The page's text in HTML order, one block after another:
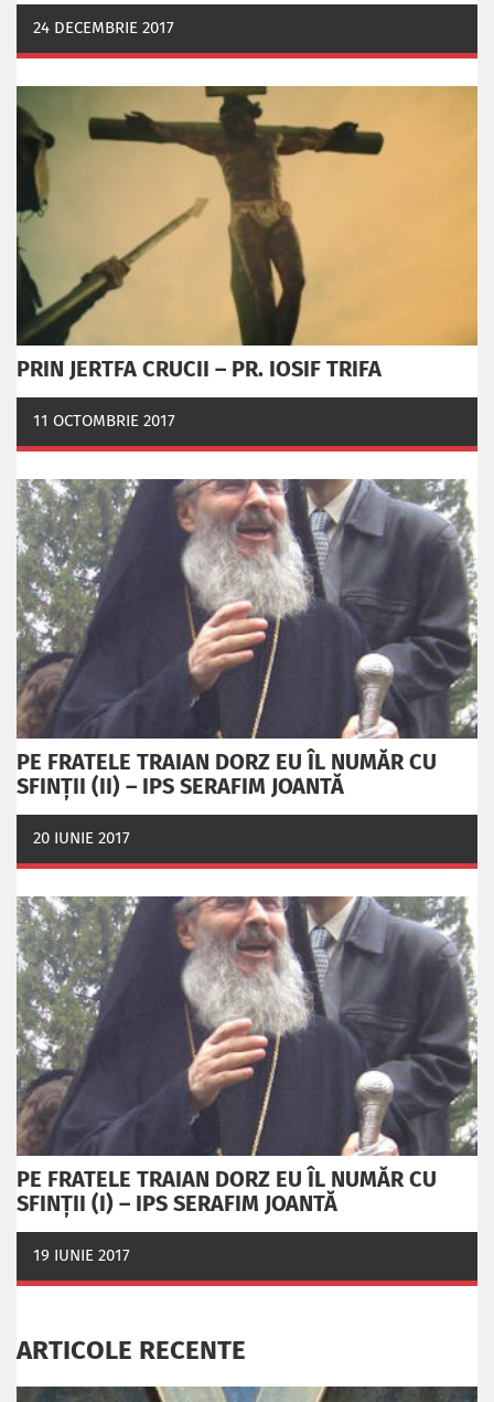
24 DECEMBRIE 2017
PRIN JERTFA CRUCII – PR. IOSIF TRIFA
11 OCTOMBRIE 2017
PE FRATELE TRAIAN DORZ EU ÎL NUMĂR CU
SFINȚII (II) – IPS SERAFIM JOANTĂ
20 IUNIE 2017
PE FRATELE TRAIAN DORZ EU ÎL NUMĂR CU
SFINȚII (I) – IPS SERAFIM JOANTĂ
19 IUNIE 2017
ARTICOLE RECENTE